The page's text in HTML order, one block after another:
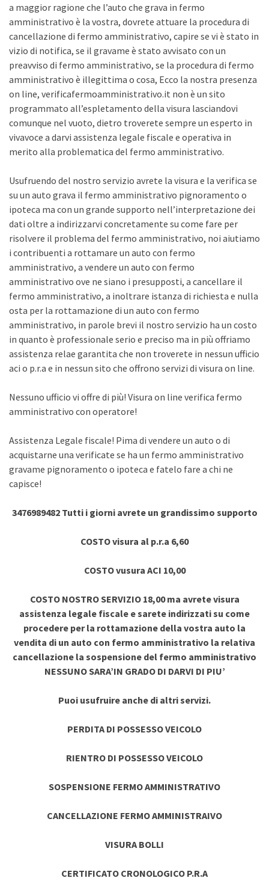
a maggior ragione che l’auto che grava in fermo
amministrativo è la vostra, dovrete attuare la procedura di
cancellazione di fermo amministrativo, capire se vi è stato in
vizio di notifica, se il gravame è stato avvisato con un
preavviso di fermo amministrativo, se la procedura di fermo
amministrativo è illegittima o cosa, Ecco la nostra presenza
on line, verificafermoamministrativo.it non è un sito
programmato all’espletamento della visura lasciandovi
comunque nel vuoto, dietro troverete sempre un esperto in
vivavoce a darvi assistenza legale fiscale e operativa in
merito alla problematica del fermo amministrativo.
Usufruendo del nostro servizio avrete la visura e la verifica se
su un auto grava il fermo amministrativo pignoramento o
ipoteca ma con un grande supporto nell’interpretazione dei
dati oltre a indirizzarvi concretamente su come fare per
risolvere il problema del fermo amministrativo, noi aiutiamo
i contribuenti a rottamare un auto con fermo
amministrativo, a vendere un auto con fermo
amministrativo ove ne siano i presupposti, a cancellare il
fermo amministrativo, a inoltrare istanza di richiesta e nulla
osta per la rottamazione di un auto con fermo
amministrativo, in parole brevi il nostro servizio ha un costo
in quanto è professionale serio e preciso ma in più offriamo
assistenza relae garantita che non troverete in nessun ufficio
aci o p.r.a e in nessun sito che offrono servizi di visura on line.
Nessuno ufficio vi offre di più! Visura on line verifica fermo
amministrativo con operatore!
Assistenza Legale fiscale! Pima di vendere un auto o di
acquistarne una verificate se ha un fermo amministrativo
gravame pignoramento o ipoteca e fatelo fare a chi ne
capisce!
3476989482 Tutti i giorni avrete un grandissimo supporto
COSTO visura al p.r.a 6,60
COSTO vusura ACI 10,00
COSTO NOSTRO SERVIZIO 18,00 ma avrete visura
assistenza legale fiscale e sarete indirizzati su come
procedere per la rottamazione della vostra auto la
vendita di un auto con fermo amministrativo la relativa
cancellazione la sospensione del fermo amministrativo
NESSUNO SARA’IN GRADO DI DARVI DI PIU’
Puoi usufruire anche di altri servizi.
PERDITA DI POSSESSO VEICOLO
RIENTRO DI POSSESSO VEICOLO
SOSPENSIONE FERMO AMMINISTRATIVO
CANCELLAZIONE FERMO AMMINISTRAIVO
VISURA BOLLI
CERTIFICATO CRONOLOGICO P.R.A